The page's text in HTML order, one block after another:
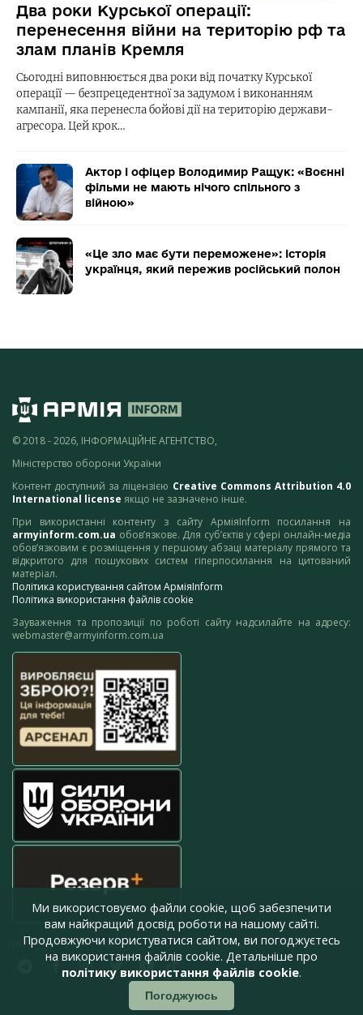
Два роки Курської операції:
перенесення війни на територію рф та
злам планів Кремля
Сьогодні виповнюється два роки від початку Курської
операції — безпрецедентної за задумом і виконанням
кампанії, яка перенесла бойові дії на територію держави-
агресора. Цей крок…
Актор і офіцер Володимир Ращук: «Воєнні
фільми не мають нічого спільного з
війною»
«Це зло має бути переможене»: історія
українця, який пережив російський полон
© 2018 - 2026, ІНФОРМАЦІЙНЕ АГЕНТСТВО,
Міністерство оборони України
Контент доступний за ліцензією Creative Commons Attribution 4.0
International license якщо не зазначено інше.
При використанні контенту з сайту АрміяInform посилання на
armyinform.com.ua обов’язкове. Для суб’єктів у сфері онлайн-медіа
обов’язковим є розміщення у першому абзаці матеріалу прямого та
відкритого для пошукових систем гіперпосилання на цитований
матеріал.
Політика користування сайтом АрміяInform
Політика використання файлів cookie
Зауваження та пропозиції по роботі сайту надсилайте на адресу:
webmaster@armyinform.com.ua
press@armyinform.com.ua
Ми використовуємо файли cookie, щоб забезпечити
вам найкращий досвід роботи на нашому сайті.
Продовжуючи користуватися сайтом, ви погоджуєтесь
на використання файлів cookie. Детальніше про
політику використання файлів cookie.
Погоджуюсь